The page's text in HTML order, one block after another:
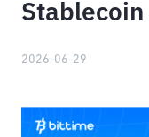
2026-06-29